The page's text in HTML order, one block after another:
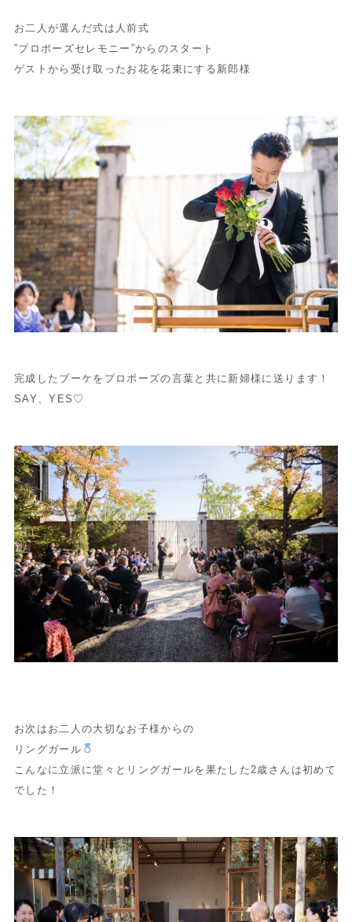
お二人が選んだ式は人前式
”プロポーズセレモニー”からのスタート
ゲストから受け取ったお花を花束にする新郎様
完成したブーケをプロポーズの言葉と共に新婦様に送ります！
SAY、YES♡
お次はお二人の大切なお子様からの
リングガール
こんなに立派に堂々とリングガールを果たした2歳さんは初めて
でした！